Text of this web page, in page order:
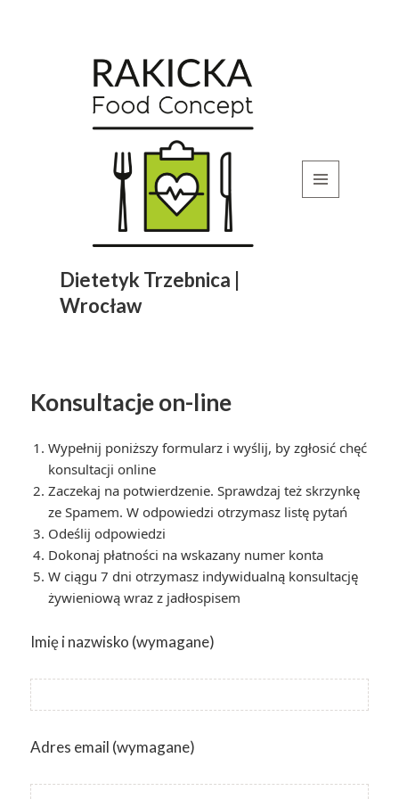
Dietetyk Trzebnica |
Wrocław
Konsultacje on-line
Wypełnij poniższy formularz i wyślij, by zgłosić chęć
konsultacji online
Zaczekaj na potwierdzenie. Sprawdzaj też skrzynkę
ze Spamem. W odpowiedzi otrzymasz listę pytań
Odeślij odpowiedzi
Dokonaj płatności na wskazany numer konta
W ciągu 7 dni otrzymasz indywidualną konsultację
żywieniową wraz z jadłospisem
Imię i nazwisko (wymagane)
Adres email (wymagane)